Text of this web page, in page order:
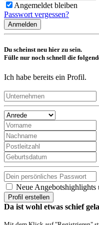
Angemeldet bleiben
Passwort vergessen?
Anmelden
Du scheinst neu hier zu sein.
Fülle nur noch schnell die
Ich habe bereits ein Profil.
Neue
Profil erstellen
Da ist wohl etwas schief